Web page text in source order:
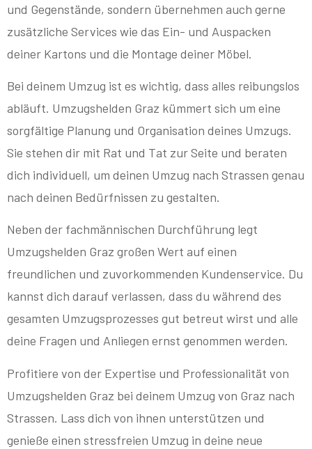
und Gegenstände, sondern übernehmen auch gerne
zusätzliche Services wie das Ein- und Auspacken
deiner Kartons und die Montage deiner Möbel.
Bei deinem Umzug ist es wichtig, dass alles reibungslos
abläuft. Umzugshelden Graz kümmert sich um eine
sorgfältige Planung und Organisation deines Umzugs.
Sie stehen dir mit Rat und Tat zur Seite und beraten
dich individuell, um deinen Umzug nach Strassen genau
nach deinen Bedürfnissen zu gestalten.
Neben der fachmännischen Durchführung legt
Umzugshelden Graz großen Wert auf einen
freundlichen und zuvorkommenden Kundenservice. Du
kannst dich darauf verlassen, dass du während des
gesamten Umzugsprozesses gut betreut wirst und alle
deine Fragen und Anliegen ernst genommen werden.
Profitiere von der Expertise und Professionalität von
Umzugshelden Graz bei deinem Umzug von Graz nach
Strassen. Lass dich von ihnen unterstützen und
genieße einen stressfreien Umzug in deine neue